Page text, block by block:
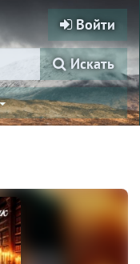
Войти
Искать